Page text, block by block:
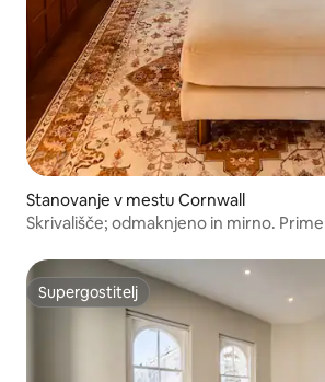
Stanovanje v mestu Cornwall
Skrivališče; odmaknjeno in mirno.
Supergostitelj
Supergostitelj